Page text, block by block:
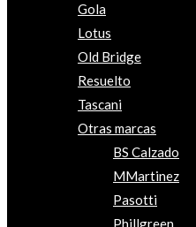
Gola
Lotus
Old Bridge
Resuelto
Tascani
Otras marcas
BS Calzado
MMartinez
Pasotti
Phillgreen